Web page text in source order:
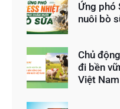
Ứng phó
nuôi bò
Chủ
đi bền
Việt Nam